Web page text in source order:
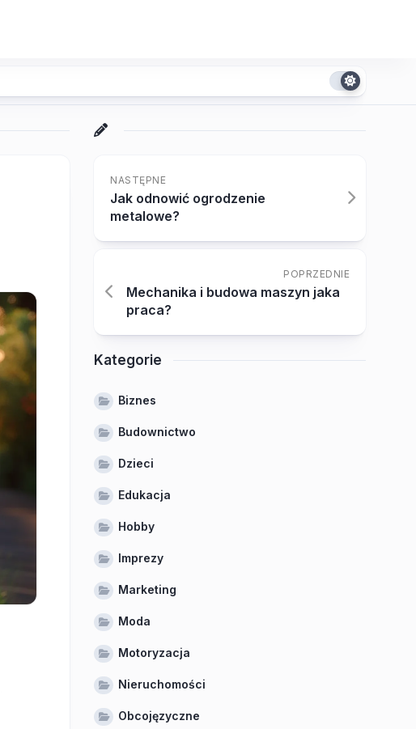
NASTĘPNE
Jak odnowić ogrodzenie
metalowe?
POPRZEDNIE
Mechanika i budowa maszyn jaka
praca?
Kategorie
Biznes
Budownictwo
Dzieci
Edukacja
Hobby
Imprezy
Marketing
Moda
Motoryzacja
Nieruchomości
Obcojęzyczne